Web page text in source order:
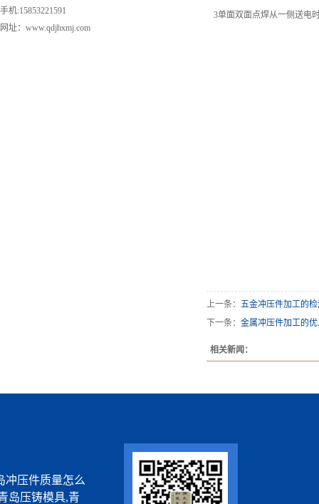
手机:15853221591
网址：www.qdjhxmj.com
3单面双面点焊从一侧送电
上一条： 五金冲压件加工的
下一条： 金属冲压件加工的
相关新闻：
冲压件质量怎么
岛压铸模具,青